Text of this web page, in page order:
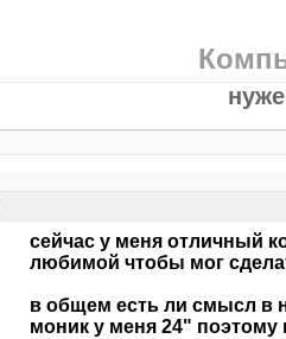
сейчас у меня отличный
любимой чтобы мог
в общем есть ли смысл в
моник у меня 24" поэтому